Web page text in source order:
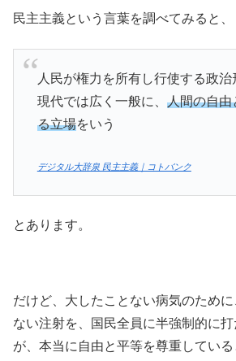
民主主義という言葉を調べてみると、
人民が権力を所有し行使する政治
現代では広く一般に、 人間の自由
る立場をいう
デジタル大辞泉 民主主義｜コトバンク
とあります。
だけど、大したことない病気のため
ない注射を、国民全員に半強制的に
が、本当に自由と平等を尊重してい